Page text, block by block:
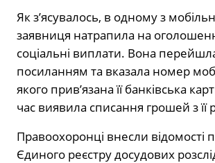
Як з’ясувалось, в одному з
заявниця натрапила на
соціальні виплати. Вона
посиланням та вказала номер
якого прив’язана її банківська
час виявила списання грошей з її
Правоохоронці внесли відомості
Єдиного реєстру досудових